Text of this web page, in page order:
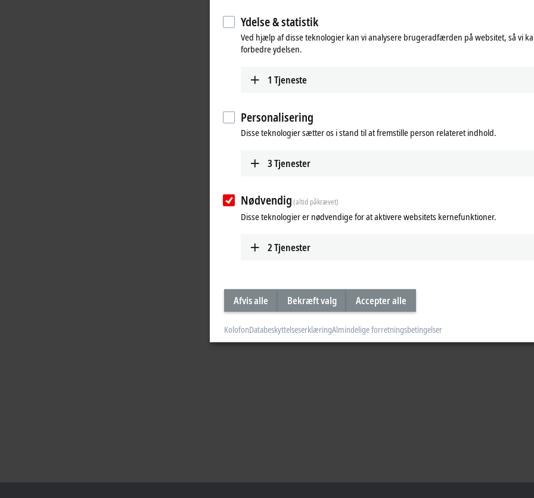
Ydelse & statistik
Ved hjælp af disse teknologier kan vi analysere brugeradfærden på websitet, så vi
forbedre ydelsen.
1 Tjeneste
Personalisering
Disse teknologier sætter os i stand til at fremstille person relateret indhold.
3Tjenester
Nødvendig(altid påkrævet)
Disse teknologier er nødvendige for at aktivere websitets kernefunktioner.
2Tjenester
Afvis alle Bekræft valg Accepter alle
KolofonDatabeskyttelseserklæringAlmindelige forretningsbetingelser